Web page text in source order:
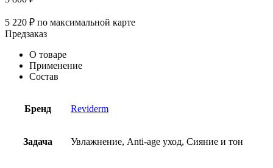
5 220 ₽ по максимальной карте
Предзаказ
О товаре
Применение
Состав
Бренд Reviderm
Задача Увлажнение, Anti-age уход, Сияние и тон